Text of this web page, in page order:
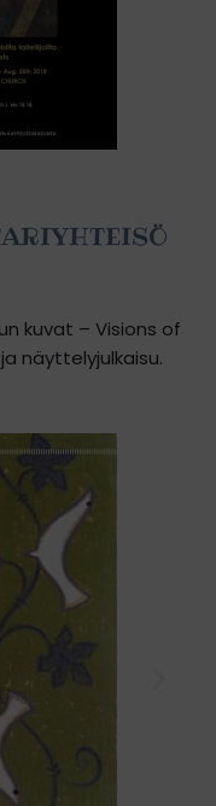
kuvat – Visions of
näyttelyjulkaisu.